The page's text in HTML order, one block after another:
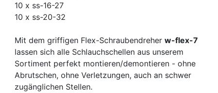
10 x ss-16-27
10 x ss-20-32
Mit dem griffigen Flex-Schraubendreher w-flex-7
lassen sich alle Schlauchschellen aus unserem
Sortiment perfekt montieren/demontieren - ohne
Abrutschen, ohne Verletzungen, auch an schwer
zugänglichen Stellen.